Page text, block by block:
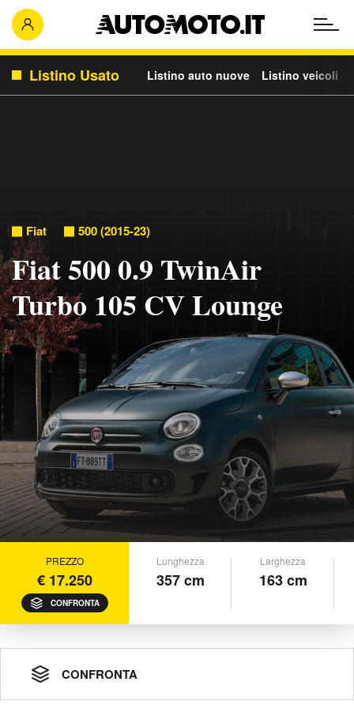
Listino Usato Listino auto nuove Listino veicoli
Fiat 500 (2015-23)
Fiat 500 0.9 TwinAir
Turbo 105 CV Lounge
PREZZO
€ 17.250
CONFRONTA
Lunghezza
357 cm
Larghezza
163 cm
CONFRONTA